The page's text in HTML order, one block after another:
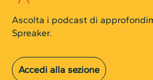
Ascolta i podcast di
Spreaker.
Accedi alla sezione